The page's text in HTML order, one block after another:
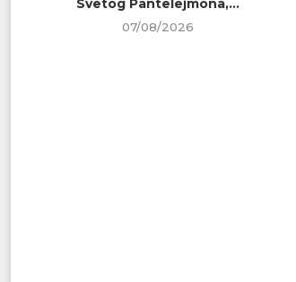
Svetog Pantelejmona,...
07/08/2026